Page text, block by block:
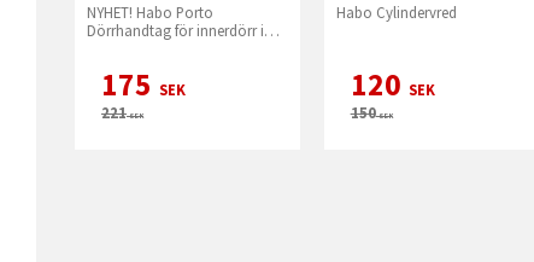
NYHET! Habo Porto
Dörrhandtag för innerdörr inkl.
175 SEK
221SEK
Habo Cylindervred
120 SEK
150SEK